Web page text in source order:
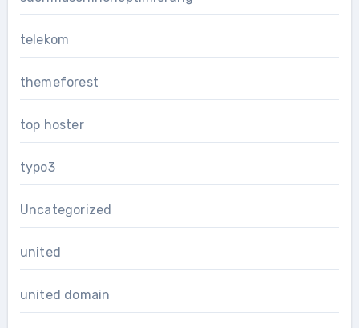
telekom
themeforest
top hoster
typo3
Uncategorized
united
united domain